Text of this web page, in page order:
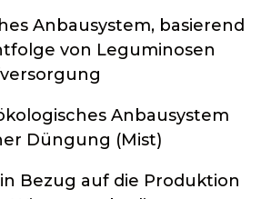
Anbausystem, basierend
von Leguminosen
Anbausystem
Düngung (Mist)
Bezug auf die Produktion